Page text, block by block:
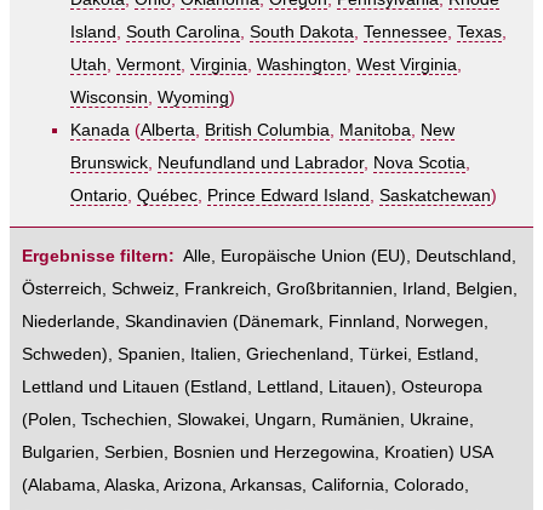
Island , South Carolina, South Dakota, Tennessee, Texas,
Utah, Vermont, Virginia, Washington, West Virginia,
Wisconsin, Wyoming)
Kanada (Alberta, British Columbia, Manitoba, New
Brunswick, Neufundland und Labrador, Nova Scotia,
Ontario, Québec, Prince Edward Island , Saskatchewan)
Ergebnisse filtern: Alle, Europäische Union (EU), Deutschland ,
Österreich, Schweiz, Frankreich, Großbritannien, Irland , Belgien,
Niederlande, Skandinavien (Dänemark, Finnland , Norwegen,
Schweden), Spanien, Italien, Griechenland , Türkei, Estland,
Lettland und Litauen (Estland , Lettland , Litauen), Osteuropa
(Polen, Tschechien, Slowakei, Ungarn, Rumänien, Ukraine,
Bulgarien, Serbien, Bosnien und Herzegowina, Kroatien) USA
(Alabama, Alaska, Arizona, Arkansas, California, Colorado,